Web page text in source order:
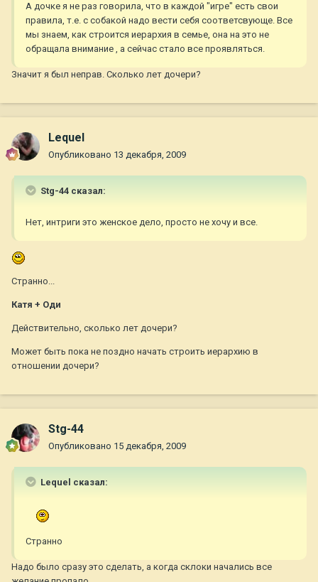
А дочке я не раз говорила, что в каждой "игре" есть свои
правила, т.е. с собакой надо вести себя соответсвующе. Все
мы знаем, как строится иерархия в семье, она на это не
обращала внимание , а сейчас стало все проявляться.
Значит я был неправ. Сколько лет дочери?
Lequel
Опубликовано 13 декабря, 2009
Stg-44 сказал:
Нет, интриги это женское дело, просто не хочу и все.
Странно...
Катя + Оди
Действительно, сколько лет дочери?
Может быть пока не поздно начать строить иерархию в
отношении дочери?
Stg-44
Опубликовано 15 декабря, 2009
Lequel сказал:
Странно
Надо было сразу это сделать, а когда склоки начались все